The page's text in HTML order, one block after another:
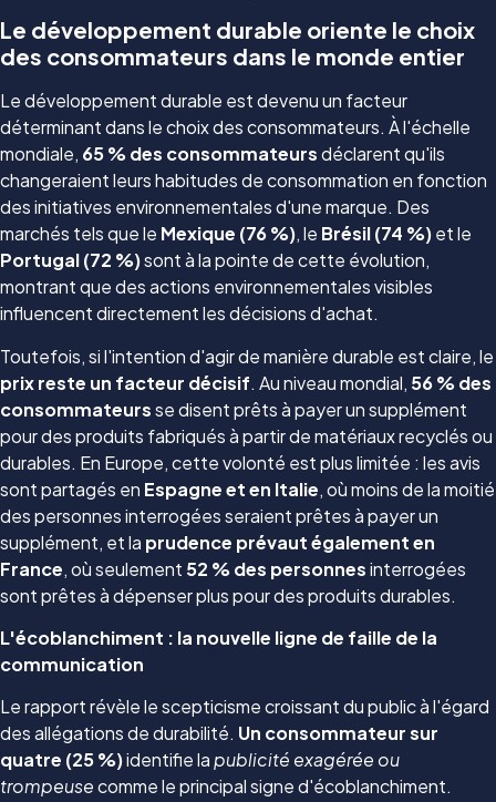
Le développement durable oriente le choix
des consommateurs dans le monde entier
Le développement durable est devenu un facteur
déterminant dans le choix des consommateurs. À l'échelle
mondiale, 65 % des consommateursdéclarent qu'ils
changeraient leurs habitudes de consommation en fonction
des initiatives environnementales d'une marque. Des
marchés tels que le Mexique (76 %), le Brésil (74 %)et le
Portugal (72 %)sont à la pointe de cette évolution,
montrant que des actions environnementales visibles
influencent directement les décisions d'achat.
Toutefois, si l'intention d'agir de manière durable est claire, le
prix reste un facteur décisif. Au niveau mondial, 56 % des
consommateursse disent prêts à payer un supplément
pour des produits fabriqués à partir de matériaux recyclés ou
durables. En Europe, cette volonté est plus limitée : les avis
sont partagés en Espagne et en Italie, où moins de la moitié
des personnes interrogées seraient prêtes à payer un
supplément, et la prudence prévaut également en
France, où seulement 52 % des personnesinterrogées
sont prêtes à dépenser plus pour des produits durables.
L'écoblanchiment : la nouvelle ligne de faille de la
communication
Le rapport révèle le scepticisme croissant du public à l'égard
des allégations de durabilité. Un consommateur sur
quatre (25 %)identifie lapublicité exagérée ou
trompeusecomme le principal signe d'écoblanchiment.